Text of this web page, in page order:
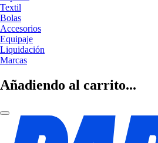
Textil
Bolas
Accesorios
Equipaje
Liquidación
Marcas
Añadiendo al carrito...